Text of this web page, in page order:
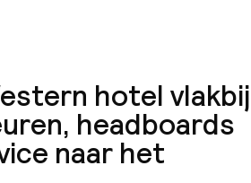
hotel vlakbij
headboards
naar het